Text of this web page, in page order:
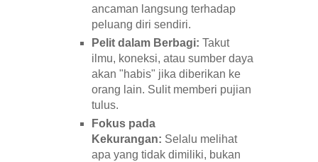
ancaman langsung terhadap
peluang diri sendiri.
Pelit dalam Berbagi: Takut
ilmu, koneksi, atau sumber daya
akan "habis" jika diberikan ke
orang lain. Sulit memberi pujian
tulus.
Fokus pada
Kekurangan: Selalu melihat
apa yang tidak dimiliki, bukan